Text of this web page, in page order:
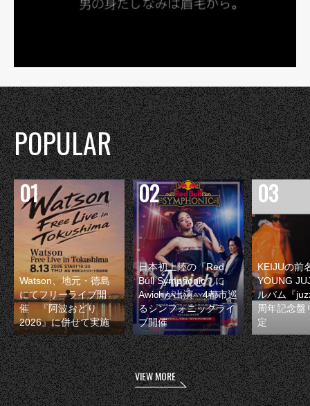
POPULAR
Watson、地元・徳島
にてフリーライブ開
催 『阿波おどり
2026』に併せて実施
日本初上陸の『Red
Bull Symphonic』に
Awichが出演 4都市巡
るシンフォニックライ
ブ開催
KEIJUの前
YOUNG
ルバム『
周年記念盤
定
VIEW MORE